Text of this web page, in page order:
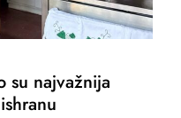
su najvažnija